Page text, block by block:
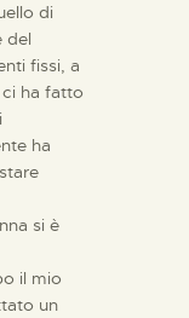
di
del
fissi, a
ha fatto
ha
si è
il mio
un